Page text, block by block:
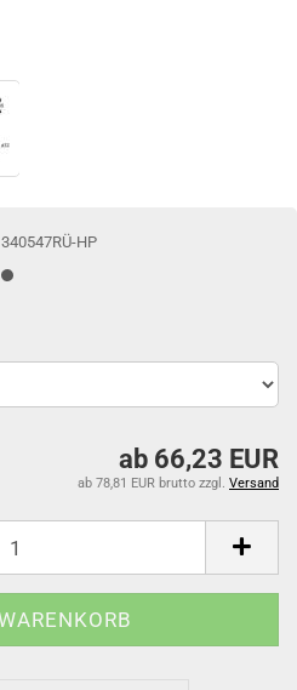
340547RÜ-HP
ab 66,23 EUR
ab 78,81 EUR brutto zzgl. Versand